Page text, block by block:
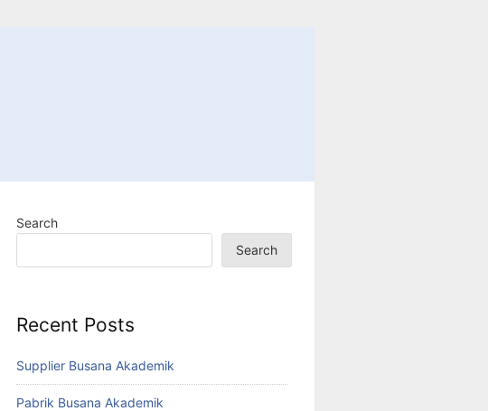
Search
Search
Recent Posts
Supplier Busana Akademik
Pabrik Busana Akademik